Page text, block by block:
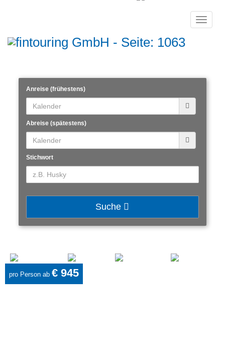
Toggle
Anreise (frühestens)
Abreise (spätestens)
Stichwort
Suche
pro Person ab € 945